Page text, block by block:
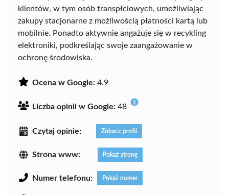
klientów, w tym osób transpłciowych, umożliwiając
zakupy stacjonarne z możliwością płatności kartą lub
mobilnie. Ponadto aktywnie angażuje się w recykling
elektroniki, podkreślając swoje zaangażowanie w
ochronę środowiska.
Ocena w Google: 4.9
Liczba opinii w Google: 48
Czytaj opinie: Zobacz profil
Strona www: Pokaż stronę
Numer telefonu: Pokaż numer